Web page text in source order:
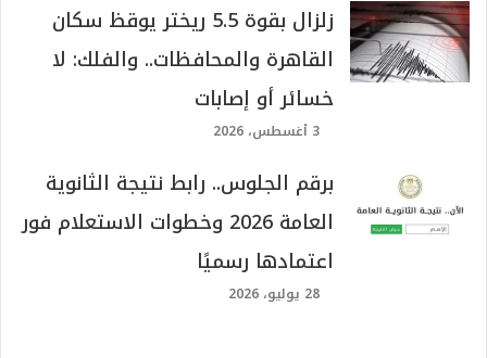
زلزال بقوة 5.5 ريختر يوقظ سكان
القاهرة والمحافظات.. والفلك: لا
خسائر أو إصابات
3 أغسطس، 2026
برقم الجلوس.. رابط نتيجة الثانوية
العامة 2026 وخطوات الاستعلام فور
اعتمادها رسميًا
28 يوليو، 2026